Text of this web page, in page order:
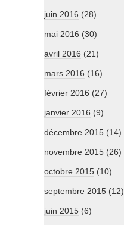
juin 2016 (28)
mai 2016 (30)
avril 2016 (21)
mars 2016 (16)
février 2016 (27)
janvier 2016 (9)
décembre 2015 (14)
novembre 2015 (26)
octobre 2015 (10)
septembre 2015 (12)
juin 2015 (6)